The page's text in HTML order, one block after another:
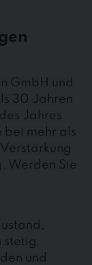
GmbH und
30 Jahren
Jahres
mehr als
Werden Sie
stetig
und